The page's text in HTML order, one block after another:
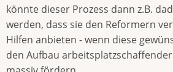
könnte dieser Prozess dann z.B.
werden, dass sie den Reformern
Hilfen anbieten - wenn diese
den Aufbau